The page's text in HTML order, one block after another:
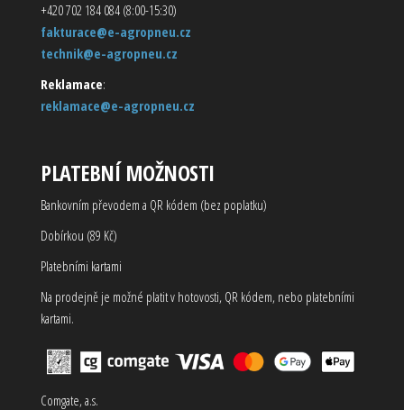
+420 702 184 084 (8:00-15:30)
fakturace@e-agropneu.cz
technik@e-agropneu.cz
Reklamace:
reklamace@e-agropneu.cz
PLATEBNÍ MOŽNOSTI
Bankovním převodem a QR kódem (bez poplatku)
Dobírkou (89 Kč)
Platebními kartami
Na prodejně je možné platit v hotovosti, QR kódem, nebo platebními
kartami.
Comgate, a.s.